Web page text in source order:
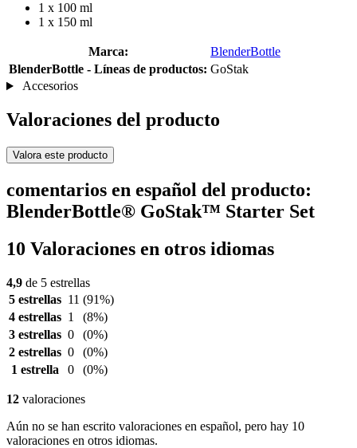
1 x 100 ml
1 x 150 ml
Marca:
BlenderBottle
BlenderBottle - Líneas de productos: GoStak
Accesorios
Valoraciones del producto
Valora este producto
comentarios en español del producto:
BlenderBottle® GoStak™ Starter Set
10 Valoraciones en otros idiomas
4,9 de 5 estrellas
5 estrellas 11 (91%)
4 estrellas 1
(8%)
3 estrellas 0
(0%)
2 estrellas 0
(0%)
1 estrella
0 (0%)
12 valoraciones
Aún no se han escrito valoraciones en español, pero hay 10
valoraciones en otros idiomas.